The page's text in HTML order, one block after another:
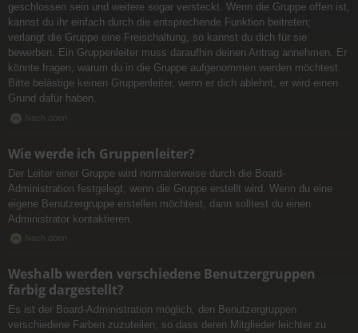
geschlossen sein und weitere sogar versteckt. Wenn die Gruppe offen ist,
kannst du ihr einfach durch die entsprechende Funktion beitreten;
verlangt die Gruppe eine Freischaltung, so kannst du dich für sie
bewerben. Ein Gruppenleiter muss daraufhin deinen Antrag annehmen. Er
könnte fragen, warum du in die Gruppe aufgenommen werden möchtest.
Bitte belästige keinen Gruppenleiter, wenn er dich ablehnt, er wird einen
Grund dafür haben.
Nach oben
Wie werde ich Gruppenleiter?
Der Leiter einer Gruppe wird normalerweise durch die Board-
Administration festgelegt, wenn die Gruppe erstellt wird. Wenn du eine
eigene Benutzergruppe erstellen möchtest, dann solltest du einen
Administrator kontaktieren.
Nach oben
Weshalb werden verschiedene Benutzergruppen
farbig dargestellt?
Es ist der Board-Administration möglich, den Benutzergruppen
verschiedene Farben zuzuteilen, so dass deren Mitglieder leichter zu